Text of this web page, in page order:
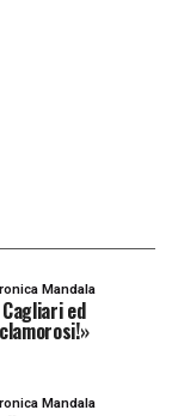
Mandala
ed
Mandala